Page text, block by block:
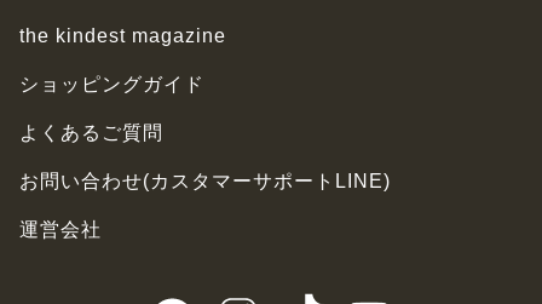
the kindest magazine
ショッピングガイド
よくあるご質問
お問い合わせ(カスタマーサポートLINE)
運営会社